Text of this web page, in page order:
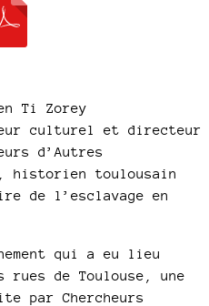
Ti Zorey
culturel et directeur
d’Autres
historien toulousain
de l’esclavage en
qui a eu lieu
rues de Toulouse, une
par Chercheurs